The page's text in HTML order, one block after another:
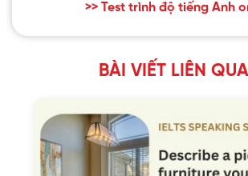
>> Test trình độ tiếng Anh
BÀI VIẾT LIÊN